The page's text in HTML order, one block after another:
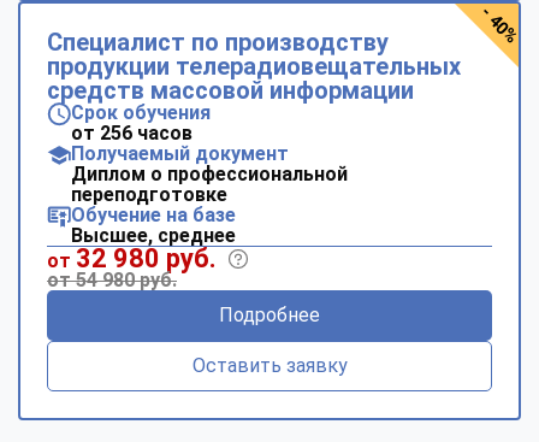
Специалист по производству
продукции телерадиовещательных
средств массовой информации
Срок обучения
от 256 часов
Получаемый документ
Диплом о профессиональной
переподготовке
Обучение на базе
Высшее, среднее
от 32 980 руб.
от 54 980 руб.
Подробнее
Оставить заявку
- 40%